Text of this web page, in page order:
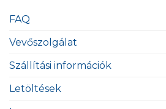
FAQ
Vevőszolgálat
Szállítási információk
Letöltések